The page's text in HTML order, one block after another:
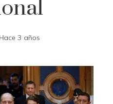
3 años